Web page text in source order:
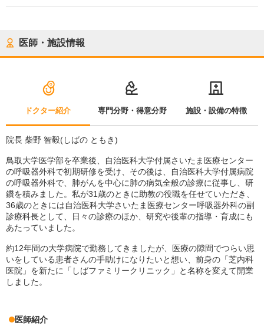
医師・施設情報
ドクター紹介 専門分野・得意分野 施設・設備の特徴
院長 柴野 智毅(しばの ともき)
鳥取大学医学部を卒業後、自治医科大学付属さいたま医療センター
の呼吸器外科で初期研修を受け、その後は、自治医科大学付属病院
の呼吸器外科で、肺がんを中心に肺の病気全般の診療に従事し、研
鑽を積みました。私が31歳のときに助教の役職を任せていただき、
36歳のときには自治医科大学さいたま医療センター呼吸器外科の副
診療科長として、日々の診療のほか、研究や後輩の指導・育成にも
あたっていました。
約12年間の大学病院で勤務してきましたが、医療の隙間でつらい思
いをしている患者さんの手助けになりたいと想い、前身の「芝内科
医院」を新たに「しばファミリークリニック」と名称を変えて開業
しました。
医師紹介